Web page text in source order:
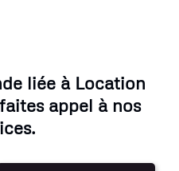
liée à Location
appel à nos